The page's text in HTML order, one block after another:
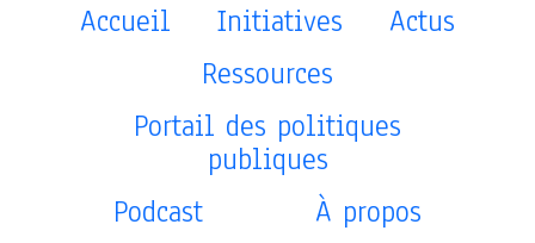
Accueil Initiatives
Actus
Ressources
Portail des politiques
publiques
Podcast
À propos